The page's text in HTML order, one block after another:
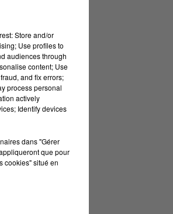
Store and/or
Use profiles to
audiences through
content; Use
and fix errors;
process personal
actively
Identify devices
dans "Gérer
que pour
cookies" situé en